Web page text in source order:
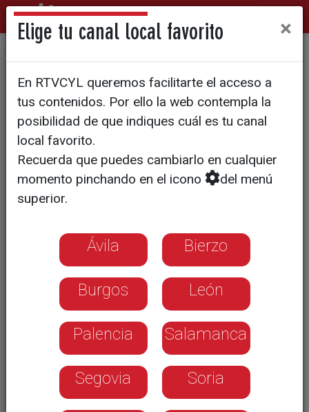
Seprona: Equipo de
investigación de incendios
Los agentes del servicio de protección
de la naturaleza de la Guardia Civil
investigan ,sobre el terreno, todos los
indicios que puedan esclarecer las
Elige tu canal local favorito ×
En RTVCYL queremos facilitarte el acceso a
tus contenidos. Por ello la web contempla la
posibilidad de que indiques cuál es tu canal
local favorito.
Recuerda que puedes cambiarlo en cualquier
momento pinchando en el icono
del menú
superior.
Ávila Bierzo
Burgos León
Palencia Salamanca
Segovia Soria